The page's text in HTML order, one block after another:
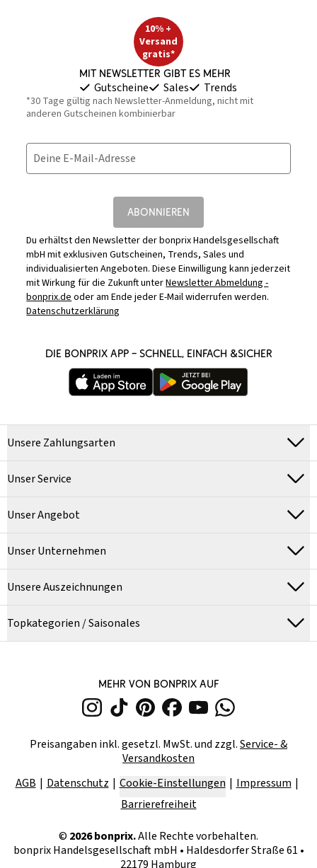
10% +
Versand
gratis*
Mit Newsletter gibt es mehr
Gutscheine Sales Trends
*30 Tage gültig nach Newsletter-Anmeldung, nicht mit
anderen Gutscheinen kombinierbar
Deine E-Mail-Adresse
ABONNIEREN
Du erhältst den Newsletter der bonprix Handelsgesellschaft
mbH mit exklusiven Gutscheinen, Trends, Sales und
individualisierten Angeboten. Diese Einwilligung kann jederzeit
mit Wirkung für die Zukunft unterNewsletter Abmeldung -
bonprix.deoder am Ende jeder E-Mail widerrufen werden.
Datenschutzerklärung
DIE BONPRIX APP – SCHNELL, EINFACH &SICHER
Unsere Zahlungsarten
Unser Service
Unser Angebot
Unser Unternehmen
Unsere Auszeichnungen
Topkategorien / Saisonales
MEHR VON BONPRIX AUF
Preisangaben inkl. gesetzl. MwSt. und zzgl.Service- &
Versandkosten
AGB
Datenschutz Cookie-Einstellungen
Impressum
Barrierefreiheit
© 2026bonprix.Alle Rechte vorbehalten.
bonprix Handelsgesellschaft mbH • Haldesdorfer Straße 61 •
22179 Hamburg